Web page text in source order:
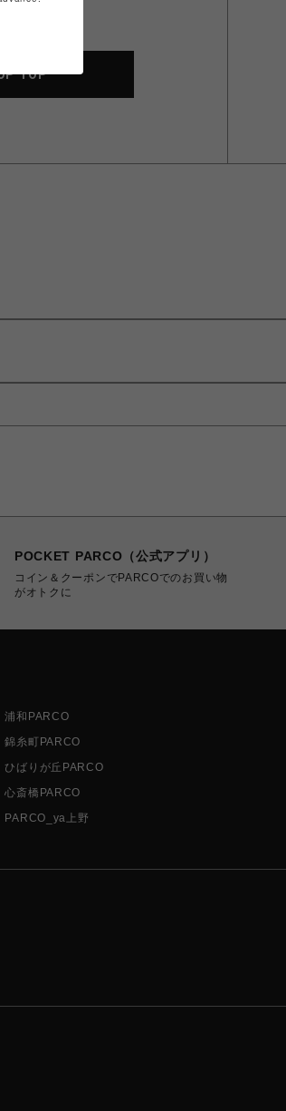
TOP
POCKET PARCO（公式アプリ）
コイン＆クーポンでPARCOでのお買い物
がオトクに
浦和PARCO
錦糸町PARCO
ひばりが丘PARCO
心斎橋PARCO
PARCO_ya上野